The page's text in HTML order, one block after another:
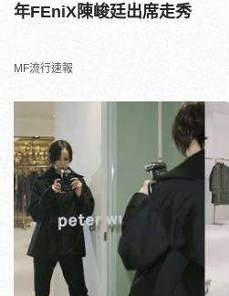
年FEniX陳峻廷出席走秀
MF流行速報